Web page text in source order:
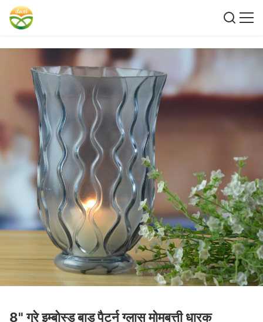
8" ग्रे इम्बोस्ड बाड़ पैटर्न ग्लास मोमबत्ती धारक